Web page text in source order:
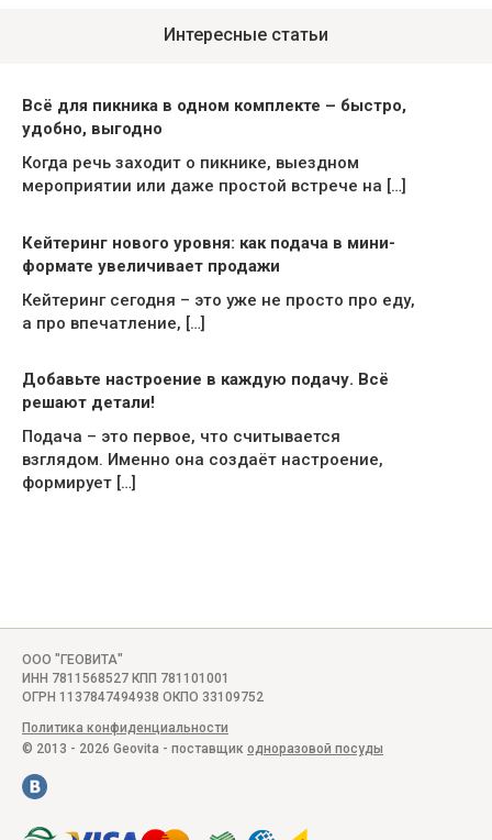
Интересные статьи
Всё для пикника в одном комплекте – быстро,
удобно, выгодно
Когда речь заходит о пикнике, выездном
мероприятии или даже простой встрече на […]
Кейтеринг нового уровня: как подача в мини-
формате увеличивает продажи
Кейтеринг сегодня – это уже не просто про еду,
а про впечатление, […]
Добавьте настроение в каждую подачу. Всё
решают детали!
Подача – это первое, что считывается
взглядом. Именно она создаёт настроение,
формирует […]
ООО "ГЕОВИТА"
ИНН 7811568527 КПП 781101001
ОГРН 1137847494938 ОКПО 33109752
Политика конфиденциальности
© 2013 - 2026 Geovita - поставщик одноразовой посуды